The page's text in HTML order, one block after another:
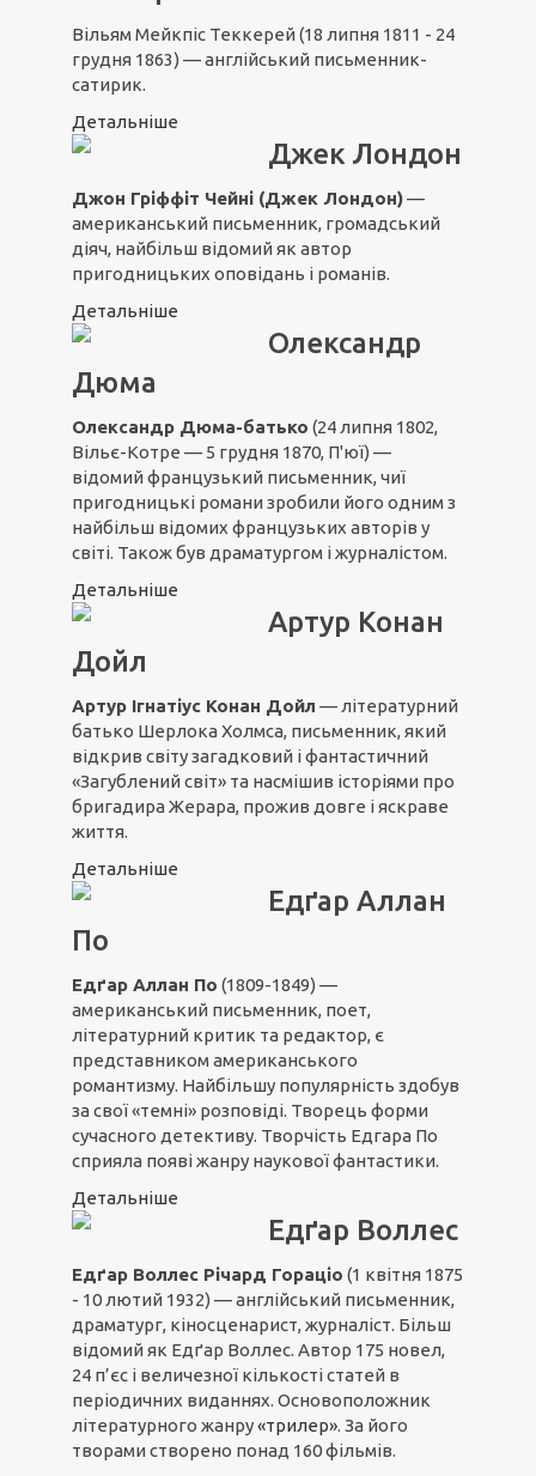
Вільям Мейкпіс Теккерей (18 липня 1811 - 24
грудня 1863) — англійський письменник-
сатирик.
Детальніше
Джек Лондон
Джон Гріффіт Чейні (Джек Лондон)—
американський письменник, громадський
діяч, найбільш відомий як автор
пригодницьких оповідань і романів.
Детальніше
Олександр
Дюма
Олександр Дюма-батько (24 липня 1802,
Вільє-Котре — 5 грудня 1870, П'юї) —
відомий французький письменник, чиї
пригодницькі романи зробили його одним з
найбільш відомих французьких авторів у
світі. Також був драматургом і журналістом.
Детальніше
Артур Конан
Дойл
Артур Ігнатіус Конан Дойл — літературний
батько Шерлока Холмса, письменник, який
відкрив світу загадковий і фантастичний
«Загублений світ» та насмішив історіями про
бригадира Жерара, прожив довге і яскраве
життя.
Детальніше
Едґар Аллан
По
Едґар Аллан По (1809-1849) —
американський письменник, поет,
літературний критик та редактор, є
представником американського
романтизму. Найбільшу популярність здобув
за свої «темні» розповіді. Творець форми
сучасного детективу. Творчість Едгара По
сприяла появі жанру наукової фантастики.
Детальніше
Едґар Воллес
Едґар Воллес Річард Гораціо (1 квітня 1875
- 10 лютий 1932) — англійський письменник,
драматург, кіносценарист, журналіст. Більш
відомий як Едґар Воллес. Автор 175 новел,
24 п’єс і величезної кількості статей в
періодичних виданнях. Основоположник
літературного жанру«трилер». За його
творами створено понад 160 фільмів.